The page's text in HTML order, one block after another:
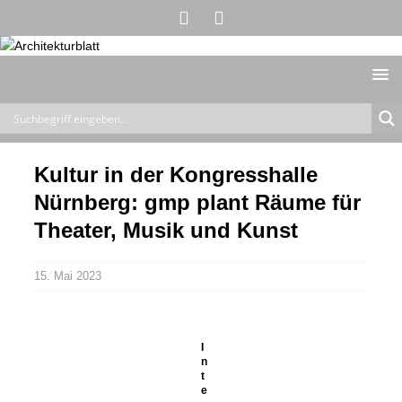
Kultur in der Kongresshalle
Nürnberg: gmp plant Räume für
Theater, Musik und Kunst
15. Mai 2023
n
t
e